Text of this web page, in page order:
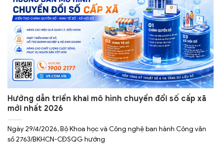
Hướng dẫn triển khai mô hình chuyển đổi số cấp xã
mới nhất 2026
Ngày 29/4/2026, Bộ Khoa học và Công nghệ ban hành Công văn
số 2763/BKHCN-CĐSQG hướng